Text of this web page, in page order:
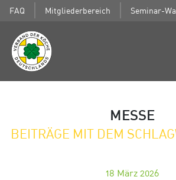
FAQ Mitgliederbereich Seminar-
MESSE
BEITRÄGE MIT DEM
18 März 2026